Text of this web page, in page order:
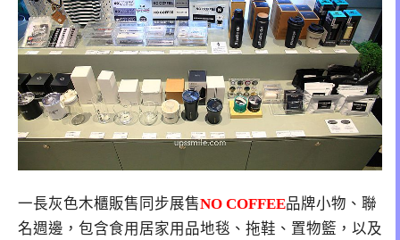
一長灰色木櫃販售同步展售NO COFFEE品牌小物、聯
名週邊，包含食用居家用品地毯、拖鞋、置物籃，以及